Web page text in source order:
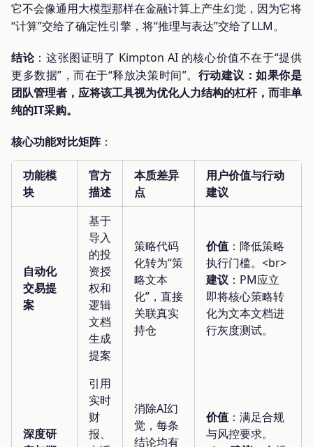
它不会像通用大模型那样在金融计算上产生幻觉，因为它将
“计算”交给了确定性引擎，将“推理与表达”交给了LLM。
结论：这张图证明了 Kimpton AI 的核心价值不在于“提供
更多数据”，而在于“释放决策时间”。 行动建议：如果你是
团队管理者，应将该工具视为优化人力结构的杠杆，而非单
纯的IT采购。
核心功能对比矩阵：
功能模
块
官方
描述
本质差异
点
用户价值与行动
建议
自动化
交易提
案
基于
导入
的投
资授
权和
逻辑
文档
生成
提案
策略代码
化转为“策
略文本
化”，直接
关联真实
持仓
价值 ：降低策略
执行门槛。<br>
建议 ：PM应立
即将核心策略转
化为文本文档进
行灰度测试。
深度研
引用
实时
财
报、
消除AI幻
觉，每条
结论均有
价值 ：满足合规
与风控要求。